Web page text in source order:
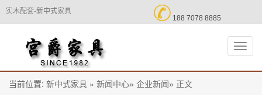
实木配套-新中式家具  188 7078 8885
切
换
导
当前位置: 新中式家具 » 新闻中心» 企业新闻» 正文